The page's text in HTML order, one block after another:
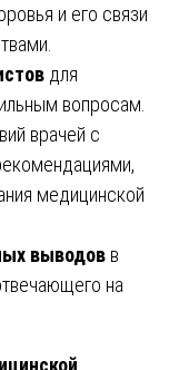
и его связи
для
вопросам.
врачей с
медицинской
выводов в
на